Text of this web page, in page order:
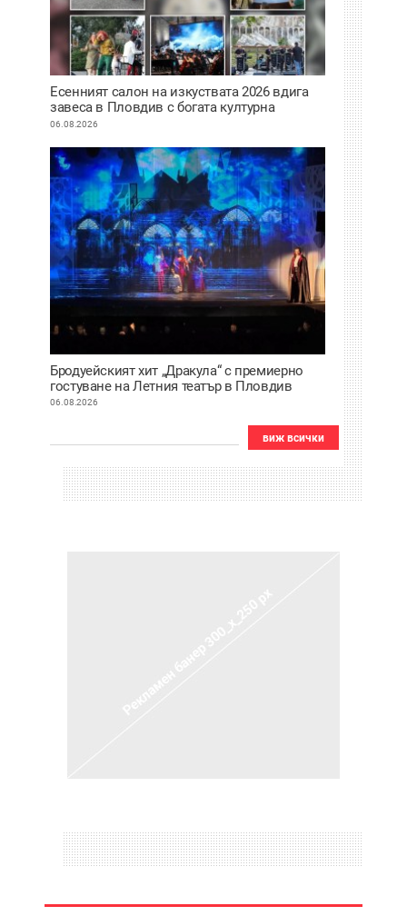
Есенният салон на изкуствата 2026 вдига
завеса в Пловдив с богата културна
програма
06.08.2026
Бродуейският хит „Дракула“ с премиерно
гостуване на Летния театър в Пловдив
06.08.2026
виж всички